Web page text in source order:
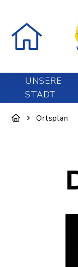
UNSERE
STADT
Ortsplan